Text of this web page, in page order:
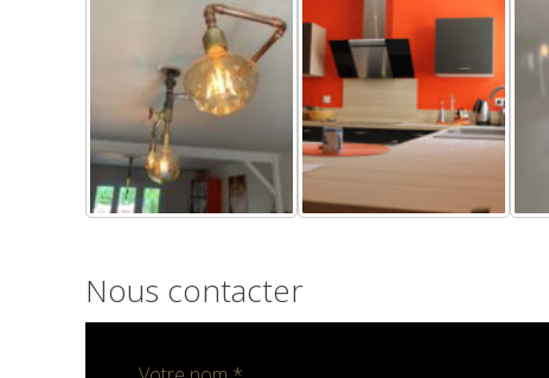
Nous contacter